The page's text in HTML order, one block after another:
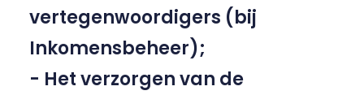
vertegenwoordigers (bij
Inkomensbeheer);
- Het verzorgen van de